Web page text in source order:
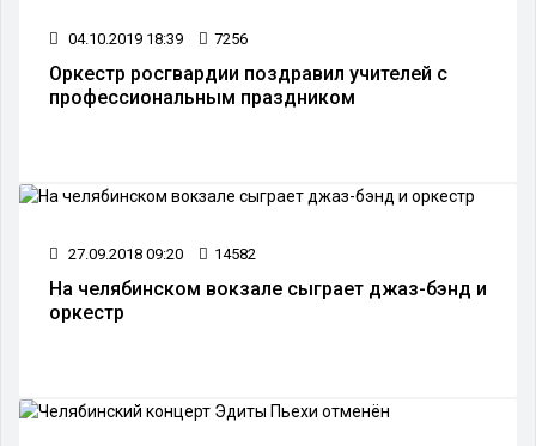
04.10.2019 18:39 7256
Оркестр росгвардии поздравил учителей с
профессиональным праздником
27.09.2018 09:20 14582
На челябинском вокзале сыграет джаз-бэнд и
оркестр